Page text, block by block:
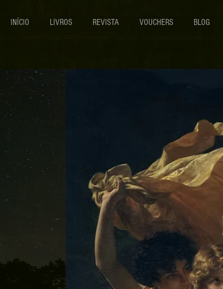
INÍCIO LIVROS REVISTA VOUCHERS BLOG